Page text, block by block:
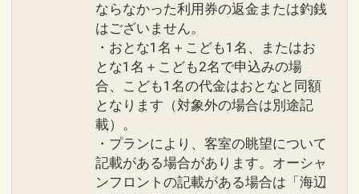
●「サンセットガーデン」（季節営業）
沖縄では希少のウェイブプールをはじ
め、インフィニティプールでもあるメイ
ンプール、キッズ用のスライダープー
ル、タッチプールなど多彩なプールがあ
り、大人から子供まで楽しめるプールエ
リアです。
営業：４月～１０月
ならなかった利用券の返金または釣銭
はございません。
・おとな1名＋こども1名、またはお
とな1名＋こども2名で申込みの場
合、こども1名の代金はおとなと同額
となります（対象外の場合は別途記
載）。
・プランにより、客室の眺望について
記載がある場合があります。オーシャ
ンフロントの記載がある場合は「海辺